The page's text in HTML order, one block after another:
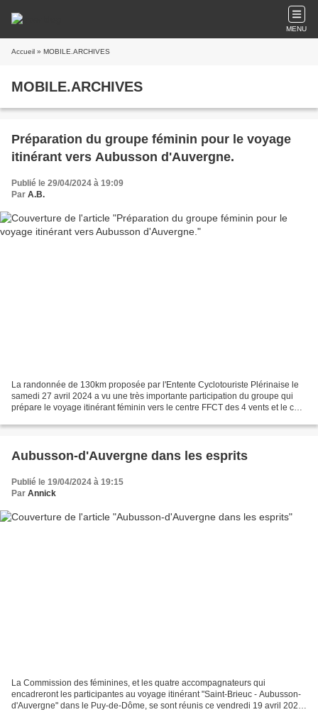
MENU
Accueil » MOBILE.ARCHIVES
MOBILE.ARCHIVES
Préparation du groupe féminin pour le voyage
itinérant vers Aubusson d'Auvergne.
Publié le 29/04/2024 à 19:09
Par A.B.
La randonnée de 130km proposée par l'Entente Cyclotouriste Plérinaise le
samedi 27 avril 2024 a vu une très importante participation du groupe qui
prépare le voyage itinérant féminin vers le centre FFCT des 4 vents et le col
Aubusson-d'Auvergne dans les esprits
Publié le 19/04/2024 à 19:15
Par Annick
La Commission des féminines, et les quatre accompagnateurs qui
encadreront les participantes au voyage itinérant "Saint-Brieuc - Aubusson-
d'Auvergne" dans le Puy-de-Dôme, se sont réunis ce vendredi 19 avril 2024.